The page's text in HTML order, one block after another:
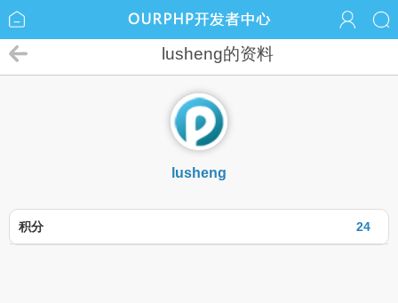
lusheng的资料
lusheng
24
积分